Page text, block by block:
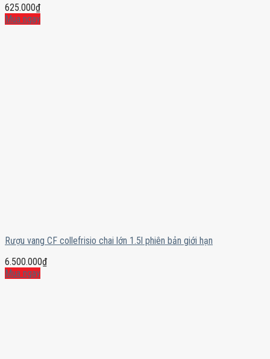
625.000₫
Mua ngay
Rượu vang CF collefrisio chai lớn 1.5l phiên bản giới hạn
6.500.000₫
Mua ngay